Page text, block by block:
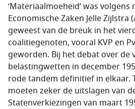
‘Materiaalmoeheid’ was volgens
Economische Zaken Jelle Zijlstra
geweest van de breuk in het
coalitiegenoten, vooral KVP en
geworden. Bij het debat over de
belastingwetten in december
rode tandem definitief in elkaar.
moeten zeker de uitslagen van
Statenverkiezingen van maart